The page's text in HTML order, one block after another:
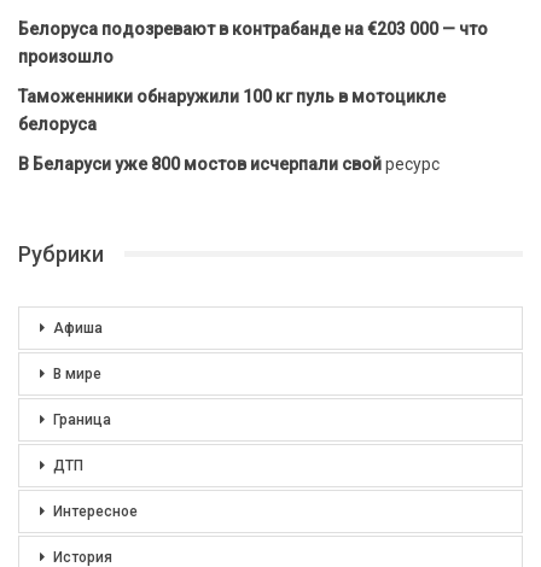
Белоруса подозревают в контрабанде на €203 000 — что
произошло
Таможенники обнаружили 100 кг пуль в мотоцикле
белоруса
В Беларуси уже 800 мостов исчерпали свойресурс
Рубрики
Афиша
В мире
Граница
ДТП
Интересное
История